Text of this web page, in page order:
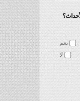
نعم
لا